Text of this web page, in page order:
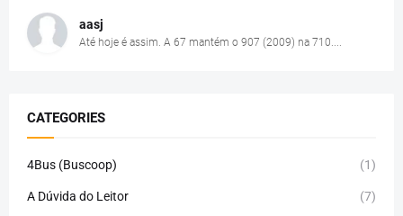
aasj
Até hoje é assim. A 67 mantém o 907 (2009) na 710....
CATEGORIES
4Bus (Buscoop) (1)
A Dúvida do Leitor (7)